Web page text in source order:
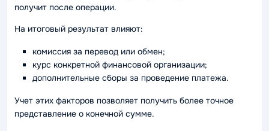
получит после операции.
На итоговый результат влияют:
комиссия за перевод или обмен;
курс конкретной финансовой организации;
дополнительные сборы за проведение платежа.
Учет этих факторов позволяет получить более точное
представление о конечной сумме.